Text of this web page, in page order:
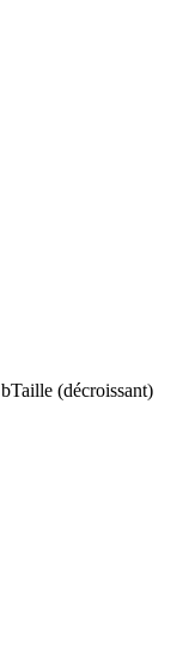
bTaille (décroissant)